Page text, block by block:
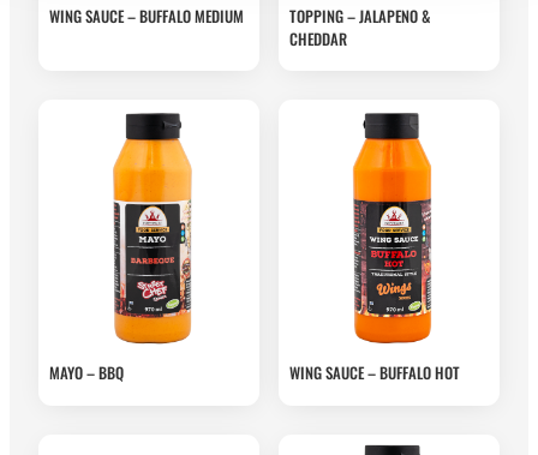
WING SAUCE – BUFFALO MEDIUM
TOPPING – JALAPENO &
CHEDDAR
MAYO – BBQ WING SAUCE – BUFFALO HOT